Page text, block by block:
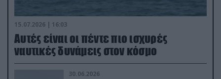
15.07.2026 | 16:03
Aυτές είναι οι πέντε πιο ισχυρές
ναυτικές δυνάμεις στον κόσμο
30.06.2026